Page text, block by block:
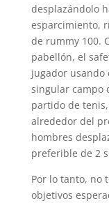
desplazándolo
esparcimiento,
de rummy 100.
pabellón, el
jugador usando
singular campo
partido de
alrededor del
hombres
preferible de 2
Por lo tanto, no
objetivos